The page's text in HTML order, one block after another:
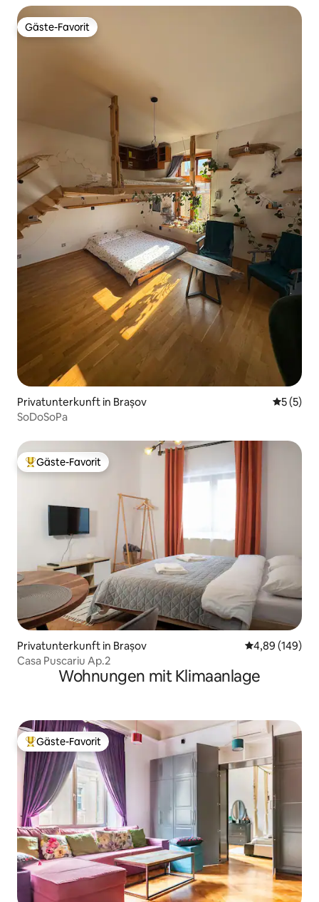
Gäste-Favorit
Gäste-Favorit
Privatunterkunft in Brașov
5 (5)
SoDoSoPa
Beliebter Gäste-Favorit.
Gäste-Favorit
Privatunterkunft in Brașov
4,89 (149)
Casa Puscariu Ap.2
Wohnungen mit Klimaanlage
Beliebter Gäste-Favorit.
Gäste-Favorit